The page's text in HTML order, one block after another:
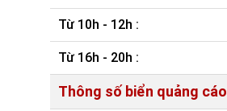
Từ 10h - 12h :
Từ 16h - 20h :
Thông số biển quảng cáo